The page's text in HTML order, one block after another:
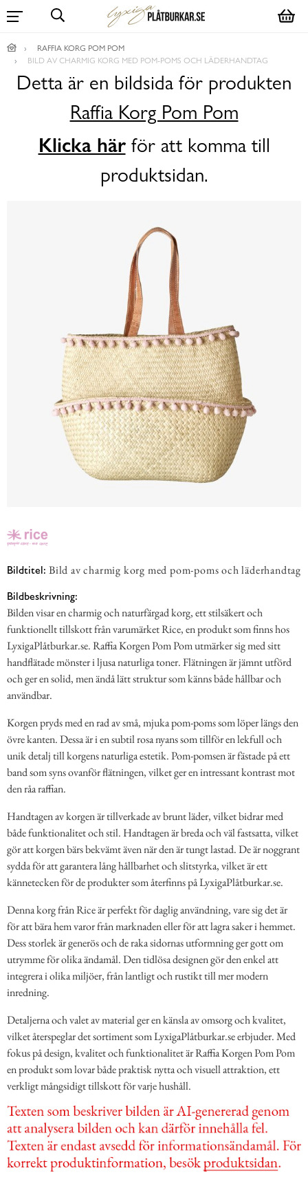
RAFFIA KORG POM POM
BILD AV CHARMIG KORG MED POM-POMS OCH LÄDERHANDTAG
Detta är en bildsida för produkten
Raffia Korg Pom Pom
Klicka härför att komma till
produktsidan.
Bildtitel: Bild av charmig korg med pom-poms och läderhandtag
Bildbeskrivning:
Bilden visar en charmig och naturfärgad korg, ett stilsäkert och
funktionellt tillskott från varumärket Rice, en produkt som finns hos
LyxigaPlåtburkar.se. Raffia Korgen Pom Pom utmärker sig med sitt
handflätade mönster i ljusa naturliga toner. Flätningen är jämnt utförd
och ger en solid, men ändå lätt struktur som känns både hållbar och
användbar.
Korgen pryds med en rad av små, mjuka pom-poms som löper längs den
övre kanten. Dessa är i en subtil rosa nyans som tillför en lekfull och
unik detalj till korgens naturliga estetik. Pom-pomsen är fästade på ett
band som syns ovanför flätningen, vilket ger en intressant kontrast mot
den råa raffian.
Handtagen av korgen är tillverkade av brunt läder, vilket bidrar med
både funktionalitet och stil. Handtagen är breda och väl fastsatta, vilket
gör att korgen bärs bekvämt även när den är tungt lastad. De är noggrant
sydda för att garantera lång hållbarhet och slitstyrka, vilket är ett
kännetecken för de produkter som återfinns på LyxigaPlåtburkar.se.
Denna korg från Rice är perfekt för daglig användning, vare sig det är
för att bära hem varor från marknaden eller för att lagra saker i hemmet.
Dess storlek är generös och de raka sidornas utformning ger gott om
utrymme för olika ändamål. Den tidlösa designen gör den enkel att
integrera i olika miljöer, från lantligt och rustikt till mer modern
inredning.
Detaljerna och valet av material ger en känsla av omsorg och kvalitet,
vilket återspeglar det sortiment som LyxigaPlåtburkar.se erbjuder. Med
fokus på design, kvalitet och funktionalitet är Raffia Korgen Pom Pom
en produkt som lovar både praktisk nytta och visuell attraktion, ett
verkligt mångsidigt tillskott för varje hushåll.